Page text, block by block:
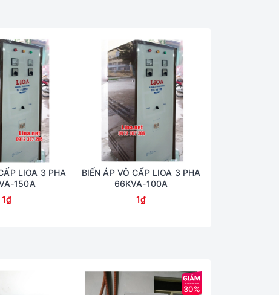
LIOA 3 PHA
150A
1₫
BIẾN ÁP VÔ CẤP LIOA 3 PHA
66KVA-100A
1₫
30%